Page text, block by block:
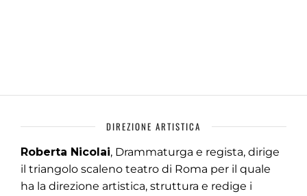
DIREZIONE ARTISTICA
Roberta Nicolai, Drammaturga e regista, dirige
il triangolo scaleno teatro di Roma per il quale
ha la direzione artistica, struttura e redige i